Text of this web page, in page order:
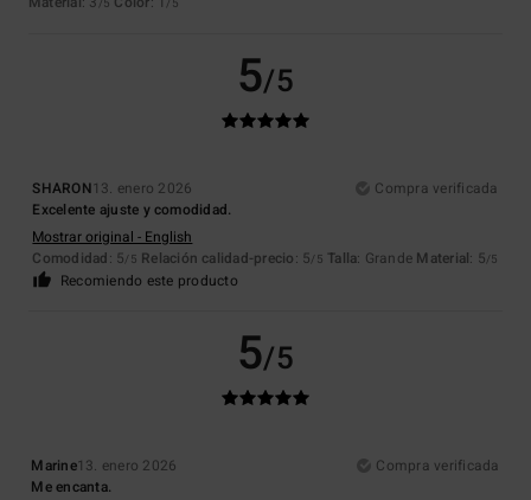
/5 /5
5/5
SHARON13. enero 2026
Compra verificada
Excelente ajuste y comodidad.
Mostrar original - English
Comodidad: 5/5 Relación calidad-precio: 5/5 Talla: Grande Material: 5/5
Recomiendo este producto
5/5
Marine13. enero 2026
Compra verificada
Me encanta.